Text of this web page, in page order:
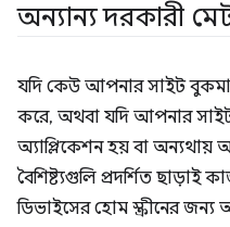
অন্যান্য দরকারী
যদি কেউ আপনার সাইট
করে, অথবা যদি আপনার
অ্যাপ্লিকেশন হয় বা অন্যথায়
বৈশিষ্ট্যগুলি প্রদর্শিত
ডিভাইসের হোম স্ক্রীনের